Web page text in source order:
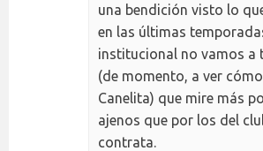
una bendición visto lo
en las últimas
institucional no vamos a
(de momento, a ver
Canelita) que mire más
ajenos que por los del
contrata.